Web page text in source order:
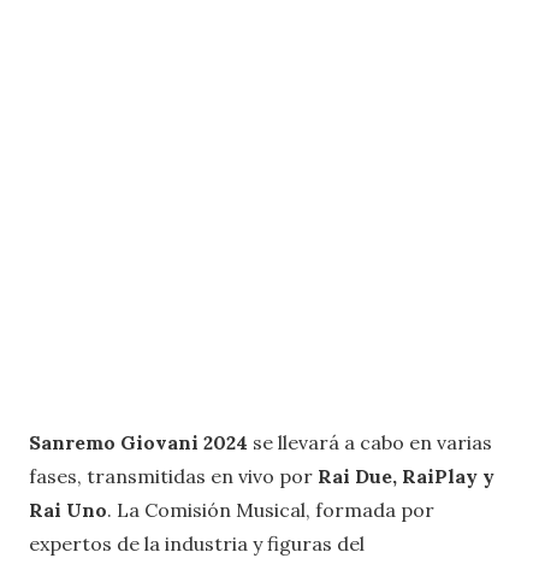
Sanremo Giovani 2024 se llevará a cabo en varias
fases, transmitidas en vivo por Rai Due, RaiPlay y
Rai Uno. La Comisión Musical, formada por
expertos de la industria y figuras del